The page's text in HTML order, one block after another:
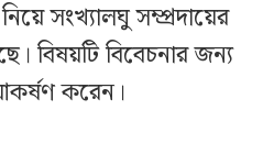
সংখ্যালঘু সম্প্রদায়ের
বিষয়টি বিবেচনার জন্য
আকর্ষণ করেন।